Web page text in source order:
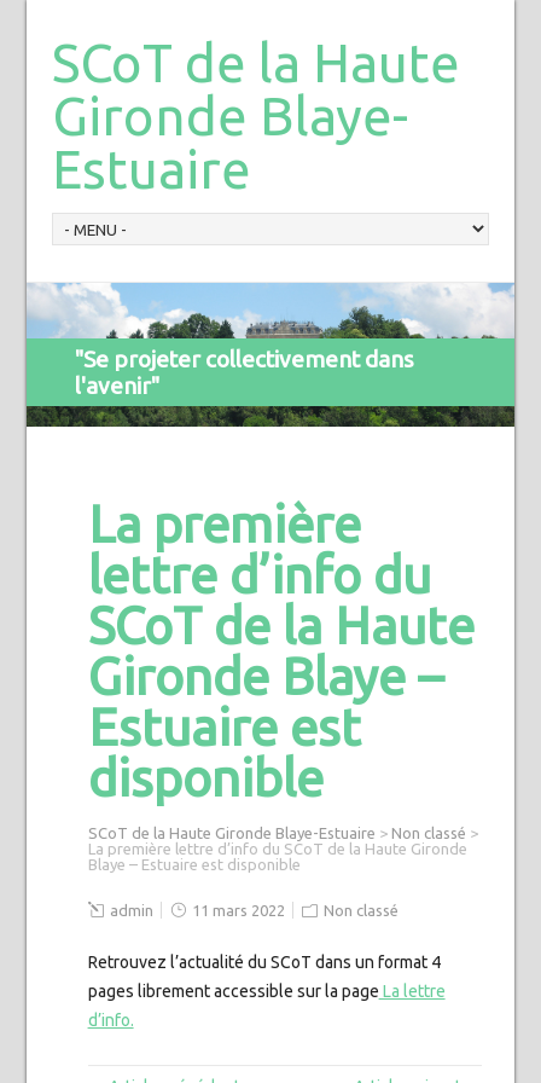
SCoT de la Haute
Gironde Blaye-
Estuaire
"Se projeter collectivement dans
l'avenir"
La première
lettre d’info du
SCoT de la Haute
Gironde Blaye –
Estuaire est
disponible
SCoT de la Haute Gironde Blaye-Estuaire > Non classé >
La première lettre d’info du SCoT de la Haute Gironde
Blaye – Estuaire est disponible
admin 11 mars 2022 Non classé
Retrouvez l’actualité du SCoT dans un format 4
pages librement accessible sur la page La lettre
d’info.